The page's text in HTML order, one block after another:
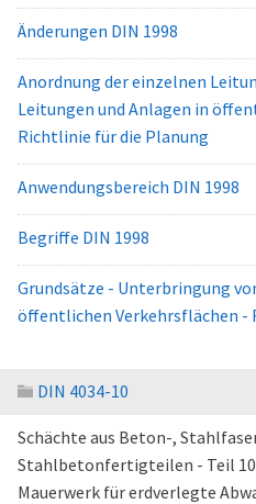
Änderungen DIN 1998
Anordnung der einzelnen
Leitungen und Anlagen in
Richtlinie für die Planung
Anwendungsbereich DIN 1998
Begriffe DIN 1998
Grundsätze - Unterbringung
öffentlichen Verkehrsflächen -
DIN 4034-10
Schächte aus Beton-,
Stahlbetonfertigteilen - Teil
Mauerwerk für erdverlegte